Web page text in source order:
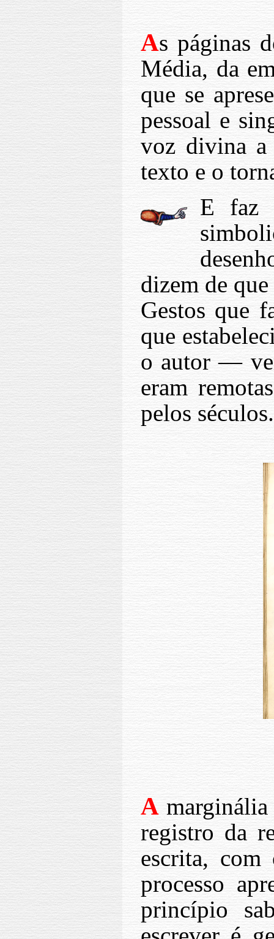
As páginas
Média, da
que se
pessoal e
voz divina
texto e o
E faz
dizem de
Gestos que
que
o autor —
eram
pelos
A
registro da
escrita,
processo
princípio